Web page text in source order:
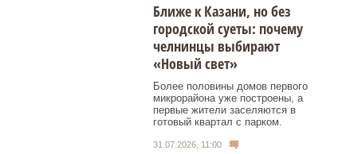
Ближе к Казани, но без
городской суеты: почему
челнинцы выбирают
«Новый свет»
Более половины домов первого
микрорайона уже построены, а
первые жители заселяются в
готовый квартал с парком.
31.07.2026, 11:00